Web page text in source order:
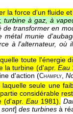
la force d'un fluide
;turbine à gaz, à
transformer en
munie
à l'alternateur, où
toute l'énergie
la turbine (d'apr. Eau
d'action (Champly,
laquelle seule une
considérable
(d'apr. Eau1981).
sont] des turbines à